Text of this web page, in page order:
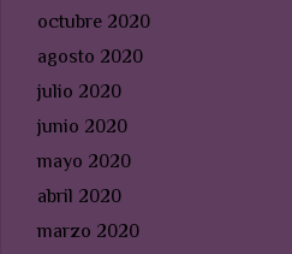
octubre 2020
agosto 2020
julio 2020
junio 2020
mayo 2020
abril 2020
marzo 2020